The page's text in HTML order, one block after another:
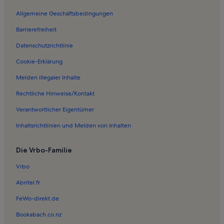
Ferienwohnungen in Stadthafen Stralsund
Ferienwohnungen in Rügen
Ferienwohnungen in Helios Hanseklinikum Stralsund
Ferienwohnungen in St.-Nikolai-Kirche
Ferienwohnungen in Klein Kedingshagen
Ferienwohnungen in Bastionengürtel
Ferienwohnungen in American Bowling Stralsund
Häuser in Schaprode
Ferienwohnungen und Apartments in Schaprode
Häuser in Poseritz
Ferienwohnungen und Apartments in Groß Kordshagen
Häuser in Sundhagen
Allgemeine Geschäftsbedingungen
Barrierefreiheit
Datenschutzrichtlinie
Cookie-Erklärung
Melden illegaler Inhalte
Rechtliche Hinweise/Kontakt
Verantwortlicher Eigentümer
Inhaltsrichtlinien und Melden von Inhalten
Die Vrbo-Familie
Vrbo
Abritel.fr
FeWo-direkt.de
Bookabach.co.nz